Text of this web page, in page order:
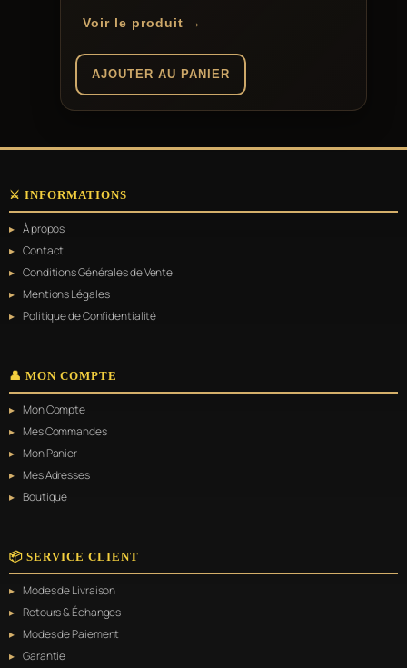
Voir le produit →
AJOUTER AU PANIER
⚔️ INFORMATIONS
À propos
Contact
Conditions Générales de Vente
Mentions Légales
Politique de Confidentialité
👤 MON COMPTE
Mon Compte
Mes Commandes
Mon Panier
Mes Adresses
Boutique
📦 SERVICE CLIENT
Modes de Livraison
Retours & Échanges
Modes de Paiement
Garantie